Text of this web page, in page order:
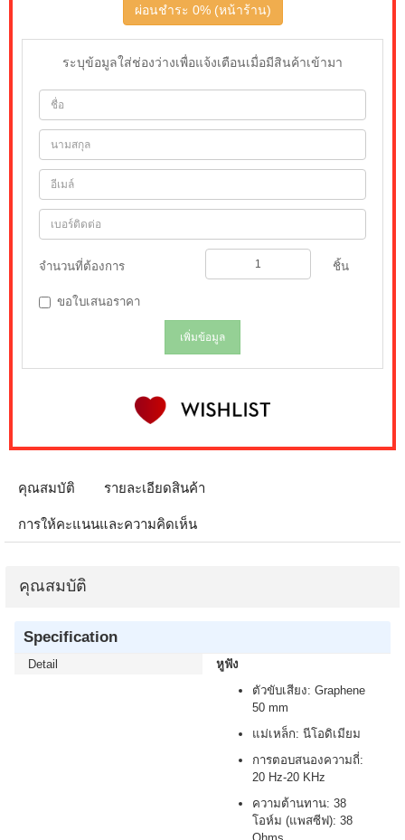
ผ่อนชำระ 0% (หน้าร้าน)
ระบุข้อมูลใส่ช่องว่างเพื่อแจ้งเตือนเมื่อมีสินค้าเข้ามา
จำนวนที่ต้องการ ชิ้น
ขอใบเสนอราคา
เพิ่มข้อมูล
คุณสมบัติ รายละเอียดสินค้า
การให้คะแนนและความคิดเห็น
คุณสมบัติ
Specification
Detail
หูฟัง
ตัวขับเสียง: Graphene
50 mm
แม่เหล็ก: นีโอดิเมียม
การตอบสนองความถี่:
20 Hz-20 KHz
ความต้านทาน: 38
โอห์ม (แพสซีฟ): 38